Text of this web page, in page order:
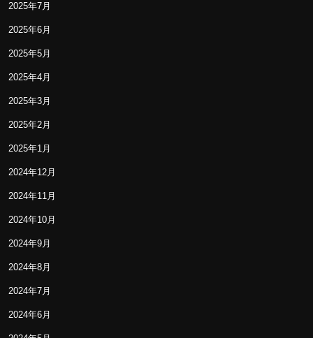
2025年7月
2025年6月
2025年5月
2025年4月
2025年3月
2025年2月
2025年1月
2024年12月
2024年11月
2024年10月
2024年9月
2024年8月
2024年7月
2024年6月